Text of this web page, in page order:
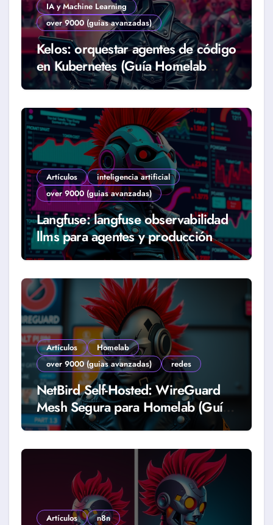
IA y Machine Learning
over 9000 (guias avanzadas)
Kelos: orquestar agentes de código
en Kubernetes (Guía Homelab
2026)
Artículos
inteligencia artificial
over 9000 (guias avanzadas)
Langfuse: langfuse observabilidad
llms para agentes y producción
real (Guía 2026)
Artículos
Homelab
over 9000 (guias avanzadas)
redes
NetBird Self-Hosted: WireGuard
Mesh Segura para Homelab (Guía
2026)
Artículos
n8n